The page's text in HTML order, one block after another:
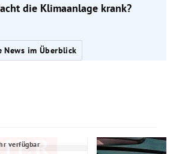
die Klimaanlage krank?
News im Überblick
verfügbar